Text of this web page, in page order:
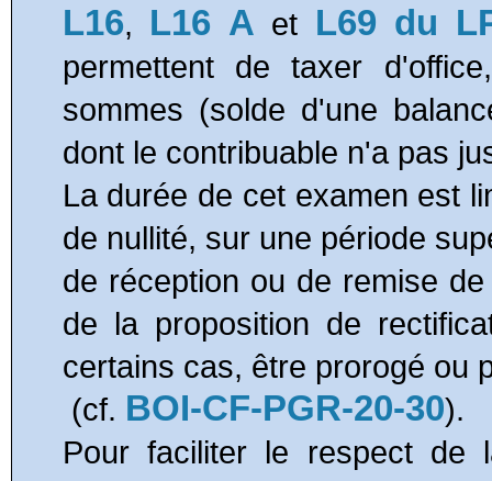
L16, L16 A et L69 du
permettent de taxer
sommes (solde d'une
dont le contribuable n'a pas
La durée de cet examen est
de nullité, sur une période
de réception ou de remise
de la proposition de
certains cas, être prorogé ou
(cf. BOI-CF-PGR-20-30).
Pour faciliter le respect de